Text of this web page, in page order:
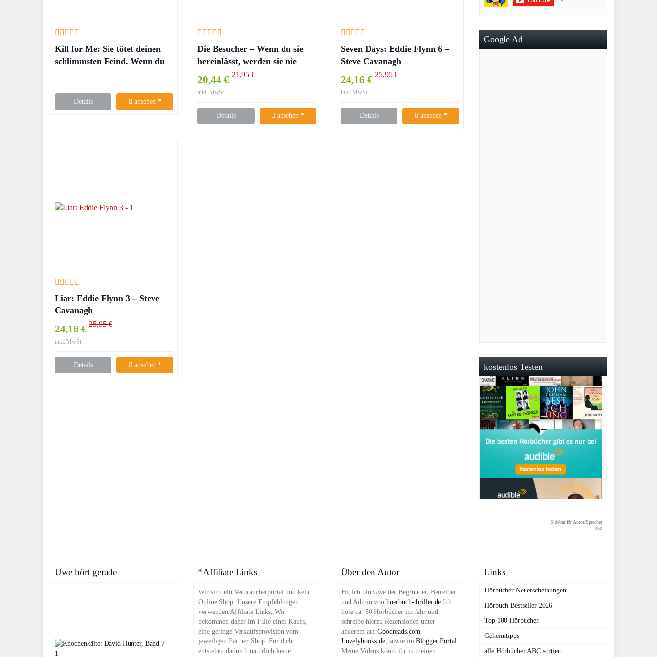
Kill for Me: Sie tötet deinen
schlimmsten Feind. Wenn du
Details ansehen *
Die Besucher – Wenn du sie
hereinlässt, werden sie nie
wieder gehen – Marcus
Kliewer
20,44 €21,95 €
inkl. MwSt.
Details ansehen *
Seven Days: Eddie Flynn 6 –
Steve Cavanagh
24,16 € 25,95 €
inkl. MwSt.
Details ansehen *
Liar: Eddie Flynn 3 – Steve
Cavanagh
24,16 € 25,95 €
inkl. MwSt.
Details ansehen *
Google Ad
kostenlos Testen
Sidebar für Autor/Sprecher
250
Uwe hört gerade *Affiliate Links
Wir sind ein Verbraucherportal und kein
Online Shop. Unsere Empfehlungen
verwenden Affiliate Links. Wir
bekommen daher im Falle eines Kaufs,
eine geringe Verkaufsprovision vom
jeweiligen Partner Shop. Für dich
entstehen dadurch natürlich keine
Über den Autor
Hi, ich bin Uwe der Begründer, Betreiber
und Admin von hoerbuch-thriller.de Ich
höre ca. 50 Hörbücher im Jahr und
schreibe hierzu Rezensionen unter
anderem auf Goodreads.com,
Lovelybooks.de, sowie im Blogger Portal.
Meine Videos könnt ihr in meinen
Links
Hörbücher Neuerscheinungen
Hörbuch Bestseller 2026
Top 100 Hörbücher
Geheimtipps
alle Hörbücher ABC sortiert